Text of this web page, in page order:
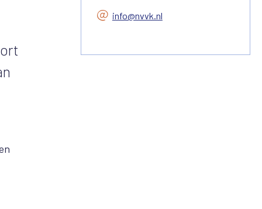
info@nvvk.nl